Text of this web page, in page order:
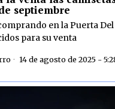
septiembre
en la Puerta Del
para su venta
14 de agosto de 2025 -